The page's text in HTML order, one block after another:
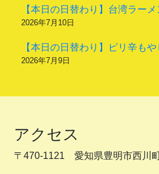
【本日の日替わり】台湾ラーメ
2026年7月10日
【本日の日替わり】ピリ辛も
2026年7月9日
アクセス
〒470-1121 愛知県豊明市西川